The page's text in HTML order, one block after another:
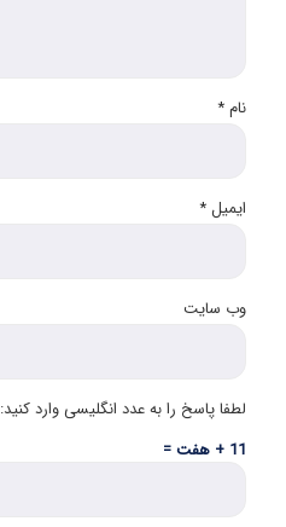
نام*
ایمیل*
وب‌ سایت
لطفا پاسخ را به عدد انگلیسی وارد کنید:
11 + هفت =